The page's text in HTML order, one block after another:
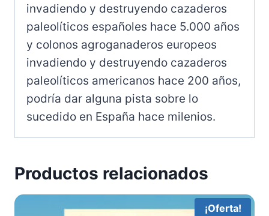
invadiendo y destruyendo cazaderos
paleolíticos españoles hace 5.000 años
y colonos agroganaderos europeos
invadiendo y destruyendo cazaderos
paleolíticos americanos hace 200 años,
podría dar alguna pista sobre lo
sucedido en España hace milenios.
Productos relacionados
¡Oferta!